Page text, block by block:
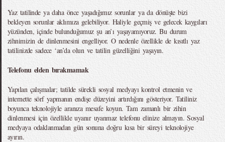
Yaz tatilinde ya daha önce yaşadığımız sorunlar ya da dönüşte bizi
bekleyen sorunlar aklımıza gelebiliyor. Haliyle geçmiş ve gelecek kaygıları
yüzünden, içinde bulunduğumuz şu an’ı yaşayamıyoruz. Bu durum
zihnimizin de dinlenmesini engelliyor. O nedenle özellikle de kısıtlı yaz
tatilinizde sadece ‘an’da olun ve tatilin güzelliğini yaşayın.
Telefonu elden bırakmamak
Yapılan çalışmalar; tatilde sürekli sosyal medyayı kontrol etmenin ve
internette sörf yapmanın endişe düzeyini artırdığını gösteriyor. Tatiliniz
boyunca teknolojiyle aranıza mesafe koyun. Tam zamanlı bir zihin
dinlenmesi için özellikle uyanır uyanmaz telefonu elinize almayın. Sosyal
medyaya odaklanmadan gün sonuna doğru kısa bir süreyi teknolojiye
ayırın.